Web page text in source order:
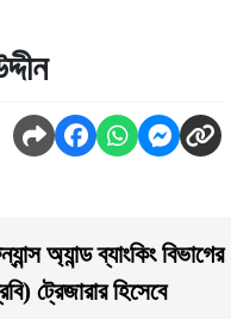
অ্যান্ড ব্যাংকিং বিভাগের
ট্রেজারার হিসেবে